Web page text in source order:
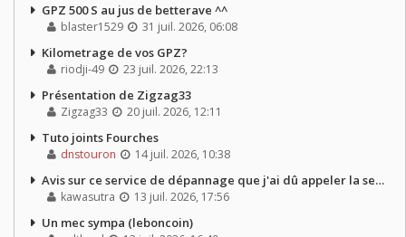
GPZ 500 S au jus de betterave ^^
blaster1529 31 juil. 2026, 06:08
Kilometrage de vos GPZ?
riodji-49 23 juil. 2026, 22:13
Présentation de Zigzag33
Zigzag33 20 juil. 2026, 12:11
Tuto joints Fourches
dnstouron 14 juil. 2026, 10:38
Avis sur ce service de dépannage que j'ai dû appeler la semaine dernière
kawasutra 13 juil. 2026, 17:56
Un mec sympa (leboncoin)